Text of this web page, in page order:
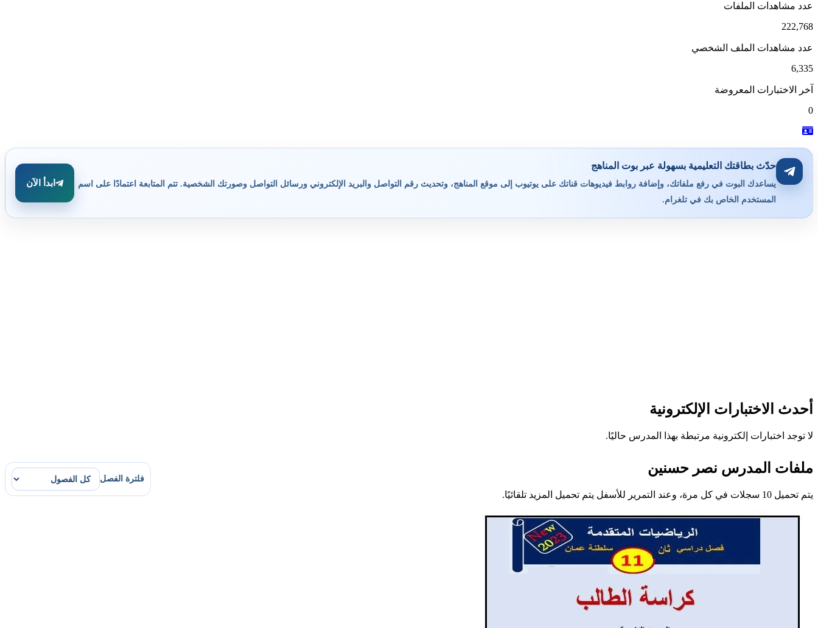
عدد مشاهدات الملفات
222,768
عدد مشاهدات الملف الشخصي
6,335
آخر الاختبارات المعروضة
0
حدّث بطاقتك التعليمية بسهولة عبر بوت المناهج
يساعدك البوت في رفع ملفاتك، وإضافة روابط فيديوهات قناتك على يوتيوب إلى موقع المناهج، وتحديث رقم التواصل والبريد الإلكتروني ورسائل التواصل وصورتك الشخصية. تتم المتابعة اعتمادًا على اسم
المستخدم الخاص بك في تلغرام.
ابدأ الآن
أحدث الاختبارات الإلكترونية
لا توجد اختبارات إلكترونية مرتبطة بهذا المدرس حاليًا.
ملفات المدرس نصر حسنين
يتم تحميل 10 سجلات في كل مرة، وعند التمرير للأسفل يتم تحميل المزيد تلقائيًا.
فلترة الفصل